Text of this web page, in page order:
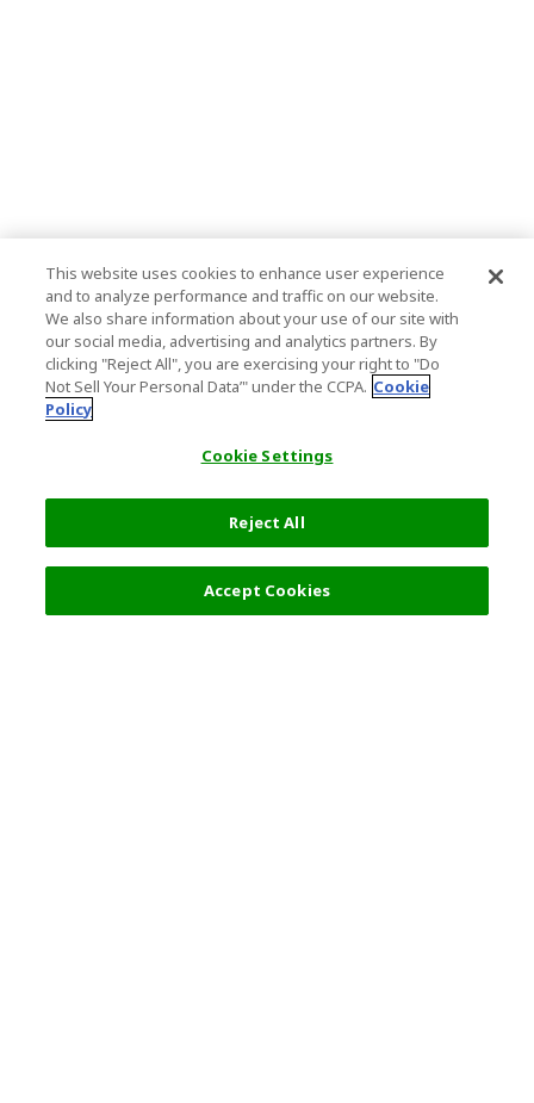
This website uses cookies to enhance user experience
and to analyze performance and traffic on our website.
We also share information about your use of our site with
our social media, advertising and analytics partners. By
clicking "Reject All", you are exercising your right to "Do
Not Sell Your Personal Data’" under the CCPA. Cookie
Policy
Cookie Settings
Reject All
Accept Cookies